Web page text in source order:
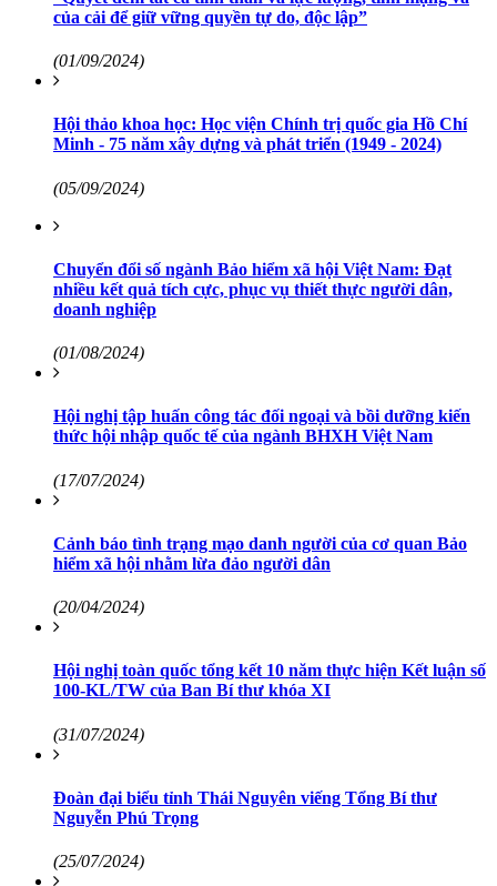
của cải để giữ vững quyền tự do, độc lập”
(01/09/2024)
Hội thảo khoa học: Học viện Chính trị quốc gia Hồ Chí
Minh - 75 năm xây dựng và phát triển (1949 - 2024)
(05/09/2024)
Chuyển đổi số ngành Bảo hiểm xã hội Việt Nam: Đạt
nhiều kết quả tích cực, phục vụ thiết thực người dân,
doanh nghiệp
(01/08/2024)
Hội nghị tập huấn công tác đối ngoại và bồi dưỡng kiến
thức hội nhập quốc tế của ngành BHXH Việt Nam
(17/07/2024)
Cảnh báo tình trạng mạo danh người của cơ quan Bảo
hiểm xã hội nhằm lừa đảo người dân
(20/04/2024)
Hội nghị toàn quốc tổng kết 10 năm thực hiện Kết luận số
100-KL/TW của Ban Bí thư khóa XI
(31/07/2024)
Đoàn đại biểu tỉnh Thái Nguyên viếng Tổng Bí thư
Nguyễn Phú Trọng
(25/07/2024)